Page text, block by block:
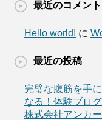
最近のコメント
Hello world! に
最近の投稿
完璧な腹筋を手
なる！体験ブロ
株式会社アンカ